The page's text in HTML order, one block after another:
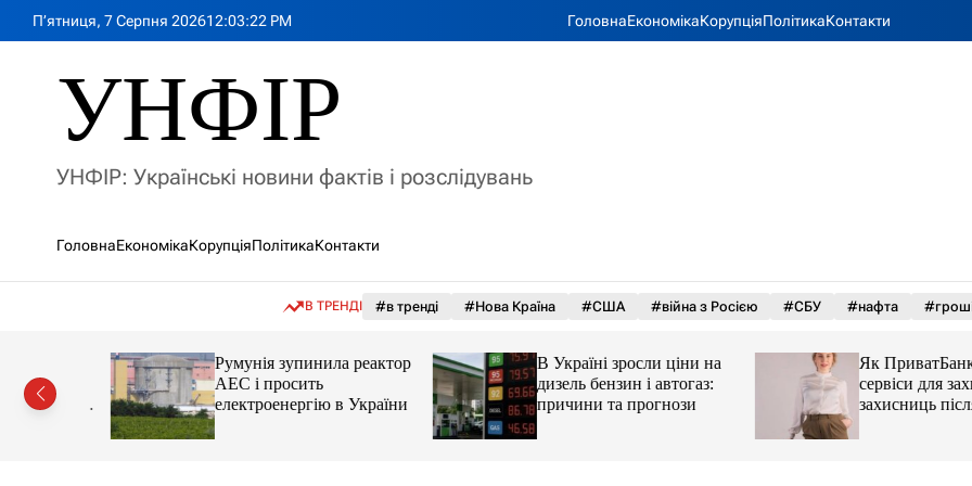
П’ятниця, 7 Серпня 202612:03:24 PM ГоловнаЕкономікаКорупціяПолітикаКонтакти
УНФІР
УНФІР: Українські новини фактів і розслідувань
ГоловнаЕкономікаКорупціяПолітикаКонтакти
В ТРЕНДІ #в тренді #Нова Країна #США #війна з Росією #СБУ #нафта
цін і
Румунія зупинила реактор
АЕС і просить
електроенергію в України
В Україні зросли ціни на
дизель бензин і автогаз:
причини та прогнози
Як ПриватБанк
сервіси для
захисниць після